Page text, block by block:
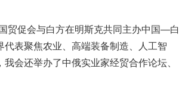
贸促会与白方在明斯克共同主办中国—白
表聚焦农业、高端装备制造、人工智
会还举办了中俄实业家经贸合作论坛、